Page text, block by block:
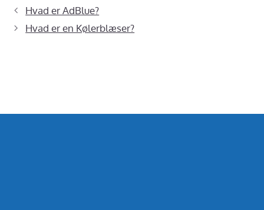
Hvad er AdBlue?
Hvad er en Kølerblæser?